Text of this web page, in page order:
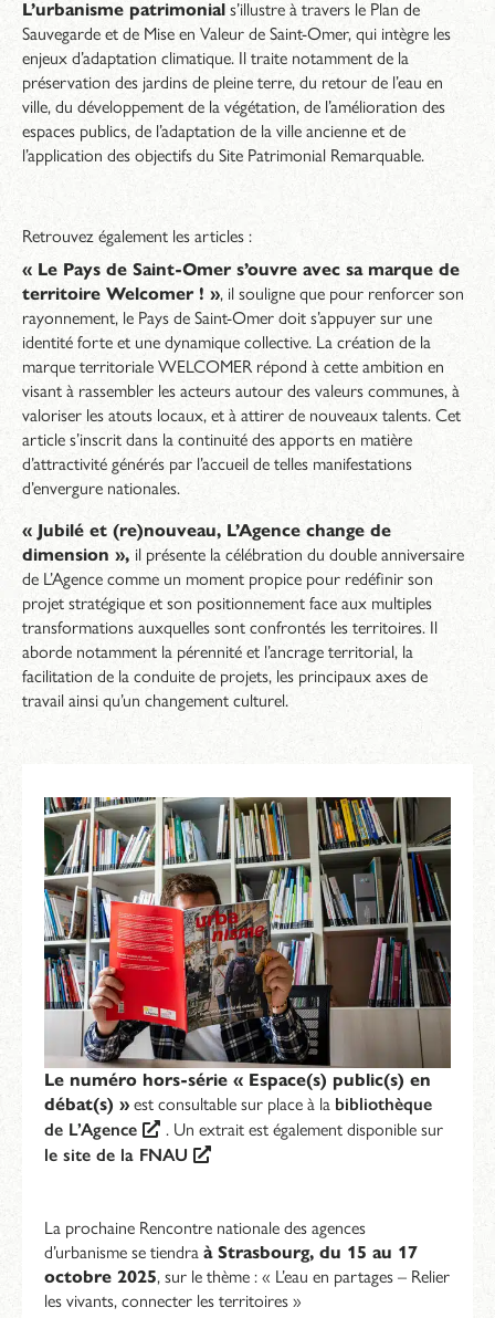
L’urbanisme patrimonial s’illustre à travers le Plan de
Sauvegarde et de Mise en Valeur de Saint-Omer, qui intègre les
enjeux d’adaptation climatique. Il traite notamment de la
préservation des jardins de pleine terre, du retour de l’eau en
ville, du développement de la végétation, de l’amélioration des
espaces publics, de l’adaptation de la ville ancienne et de
l’application des objectifs du Site Patrimonial Remarquable.
Retrouvez également les articles :
« Le Pays de Saint-Omer s’ouvre avec sa marque de
territoire Welcomer ! », il souligne que pour renforcer son
rayonnement, le Pays de Saint-Omer doit s’appuyer sur une
identité forte et une dynamique collective. La création de la
marque territoriale WELCOMER répond à cette ambition en
visant à rassembler les acteurs autour des valeurs communes, à
valoriser les atouts locaux, et à attirer de nouveaux talents. Cet
article s’inscrit dans la continuité des apports en matière
d’attractivité générés par l’accueil de telles manifestations
d’envergure nationales.
« Jubilé et (re)nouveau, L’Agence change de
dimension », il présente la célébration du double anniversaire
de L’Agence comme un moment propice pour redéfinir son
projet stratégique et son positionnement face aux multiples
transformations auxquelles sont confrontés les territoires. Il
aborde notamment la pérennité et l’ancrage territorial, la
facilitation de la conduite de projets, les principaux axes de
travail ainsi qu’un changement culturel.
Le numéro hors-série « Espace(s) public(s) en
débat(s) » est consultable sur place à la bibliothèque
de L’Agence
. Un extrait est également disponible sur
le site de la FNAU
La prochaine Rencontre nationale des agences
d’urbanisme se tiendra à Strasbourg, du 15 au 17
octobre 2025, sur le thème : « L’eau en partages – Relier
les vivants, connecter les territoires »